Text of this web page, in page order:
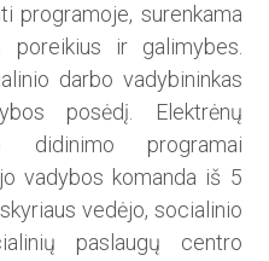
programoje, surenkama
poreikius ir galimybes.
darbo vadybininkas
posėdį. Elektrėnų
didinimo programai
vadybos komanda iš 5
vedėjo, socialinio
paslaugų centro